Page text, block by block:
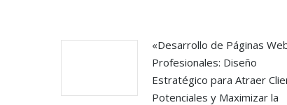
«Desarrollo de Páginas
Profesionales: Diseño
Estratégico para Atraer
Potenciales y Maximizar la